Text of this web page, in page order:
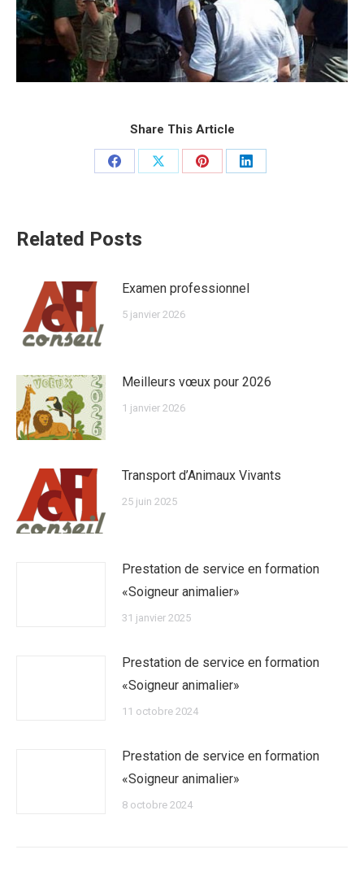
Share This Article
PartagerPartagerPartagerPartager
Related Posts
Examen professionnel
5 janvier 2026
Meilleurs vœux pour 2026
1 janvier 2026
Transport d’Animaux Vivants
25 juin 2025
Prestation de service en formation
«Soigneur animalier»
31 janvier 2025
Prestation de service en formation
«Soigneur animalier»
11 octobre 2024
Prestation de service en formation
«Soigneur animalier»
8 octobre 2024